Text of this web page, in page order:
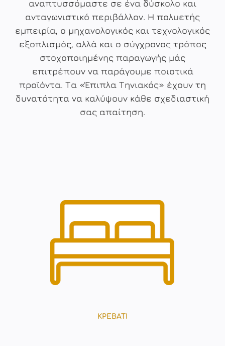
αναπτυσσόμαστε σε ένα δύσκολο και
ανταγωνιστικό περιβάλλον. Η πολυετής
εμπειρία, ο μηχανολογικός και τεχνολογικός
εξοπλισμός, αλλά και ο σύγχρονος τρόπος
στοχοποιημένης παραγωγής μάς
επιτρέπουν να παράγουμε ποιοτικά
προϊόντα. Τα «Έπιπλα Τηνιακός» έχουν τη
δυνατότητα να καλύψουν κάθε σχεδιαστική
σας απαίτηση.
ΚΡΕΒΑΤΙ